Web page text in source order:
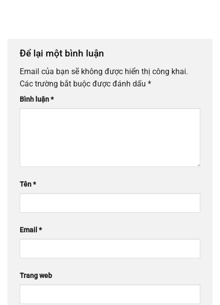
Để lại một bình luận
Email của bạn sẽ không được hiển thị công khai.
Các trường bắt buộc được đánh dấu *
Bình luận*
Tên*
Email *
Trang web